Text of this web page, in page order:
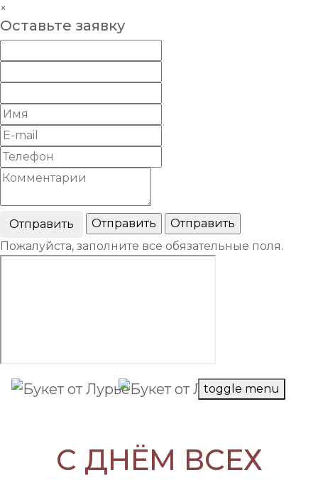
×
Оставьте заявку
Пожалуйста, заполните все обязательные поля.
toggle menu
С ДНЁМ ВСЕХ